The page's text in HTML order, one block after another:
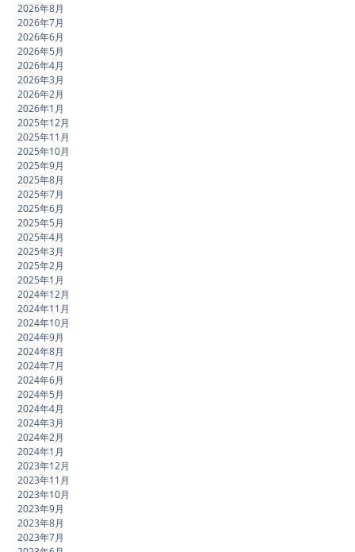
2026年8月
2026年7月
2026年6月
2026年5月
2026年4月
2026年3月
2026年2月
2026年1月
2025年12月
2025年11月
2025年10月
2025年9月
2025年8月
2025年7月
2025年6月
2025年5月
2025年4月
2025年3月
2025年2月
2025年1月
2024年12月
2024年11月
2024年10月
2024年9月
2024年8月
2024年7月
2024年6月
2024年5月
2024年4月
2024年3月
2024年2月
2024年1月
2023年12月
2023年11月
2023年10月
2023年9月
2023年8月
2023年7月